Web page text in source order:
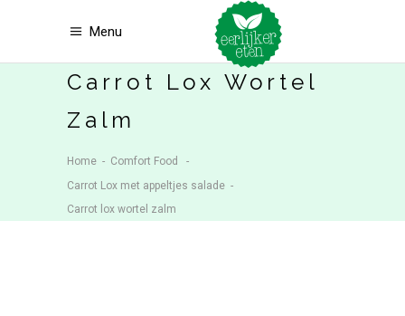
Menu
Carrot Lox Wortel
Zalm
Home - Comfort Food
-
Carrot Lox met appeltjes salade -
Carrot lox wortel zalm